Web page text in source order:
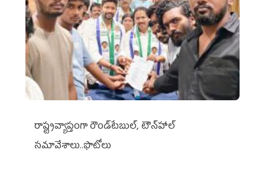
రాష్ట్రవ్యాప్తంగా రౌండ్‌టేబుల్‌, టౌన్‌హాల్‌
సమావేశాలు..ఫొటోలు